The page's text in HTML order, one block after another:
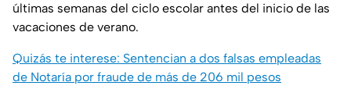
últimas semanas del ciclo escolar antes del inicio de las
vacaciones de verano.
Quizás te interese: Sentencian a dos falsas empleadas
de Notaría por fraude de más de 206 mil pesos